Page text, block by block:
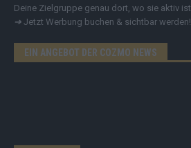
Deine Zielgruppe genau dort, wo sie aktiv ist.
➔ Jetzt Werbung buchen & sichtbar werden!
EIN ANGEBOT DER COZMO NEWS